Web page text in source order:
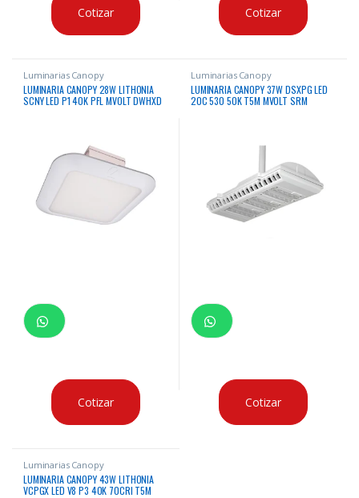
Cotizar Cotizar
Luminarias Canopy
LUMINARIA CANOPY 28W LITHONIA
SCNY LED P1 40K PFL MVOLT DWHXD
Cotizar
Luminarias Canopy
LUMINARIA CANOPY 37W DSXPG LED
20C 530 50K T5M MVOLT SRM
Cotizar
Luminarias Canopy
LUMINARIA CANOPY 43W LITHONIA
VCPGX LED V8 P3 40K 70CRI T5M